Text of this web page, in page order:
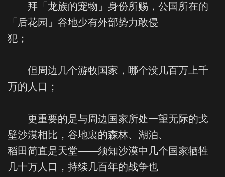
拜「龙族的宠物」身份所赐，公国所在的
「后花园」谷地少有外部势力敢侵
犯；
但周边几个游牧国家，哪个没几百万上千
万的人口；
更重要的是与周边国家所处一望无际的戈
壁沙漠相比，谷地裏的森林、湖泊、
稻田简直是天堂——须知沙漠中几个国家牺牲
几十万人口，持续几百年的战争也